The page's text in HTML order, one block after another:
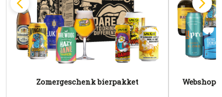
Zomergeschenk bierpakket